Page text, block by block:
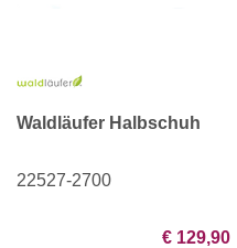
Waldläufer Halbschuh
22527-2700
€ 129,90